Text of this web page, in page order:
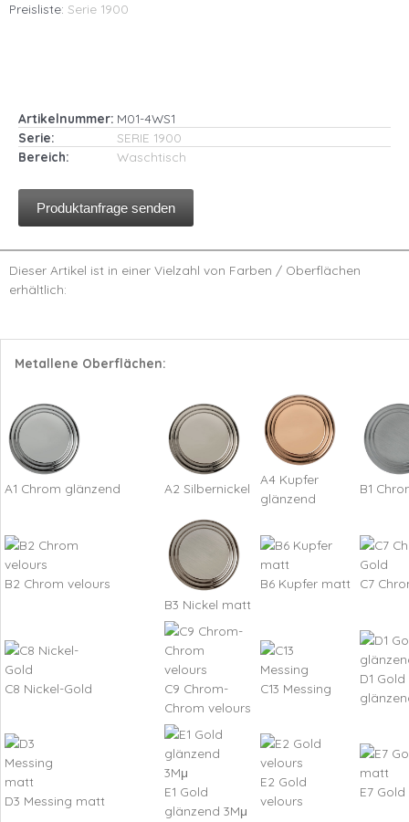
Preisliste: Serie 1900
Artikelnummer: M01-4WS1
Serie:
SERIE 1900
Bereich:
Waschtisch
Produktanfrage senden
Dieser Artikel ist in einer Vielzahl von Farben / Oberflächen
erhältlich:
Metallene Oberflächen:
A1 Chrom glänzend A2 Silbernickel
A4 Kupfer
glänzend
B1
B2 Chrom velours
B3 Nickel matt
B6 Kupfer matt C7
C8 Nickel-Gold
C9 Chrom-
Chrom velours
C13 Messing
D1 Gold
D3 Messing matt
E1 Gold
glänzend 3Mμ
E2 Gold
velours
E7